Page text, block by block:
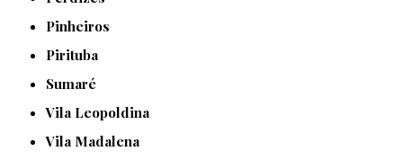
Pinheiros
Pirituba
Sumaré
Vila Leopoldina
Vila Madalena